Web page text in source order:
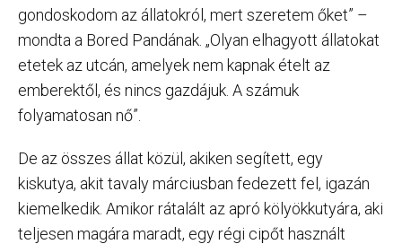
gondoskodom az állatokról, mert szeretem őket” –
mondta a Bored Pandának. „Olyan elhagyott állatokat
etetek az utcán, amelyek nem kapnak ételt az
emberektől, és nincs gazdájuk. A számuk
folyamatosan nő”.
De az összes állat közül, akiken segített, egy
kiskutya, akit tavaly márciusban fedezett fel, igazán
kiemelkedik. Amikor rátalált az apró kölyökkutyára, aki
teljesen magára maradt, egy régi cipőt használt